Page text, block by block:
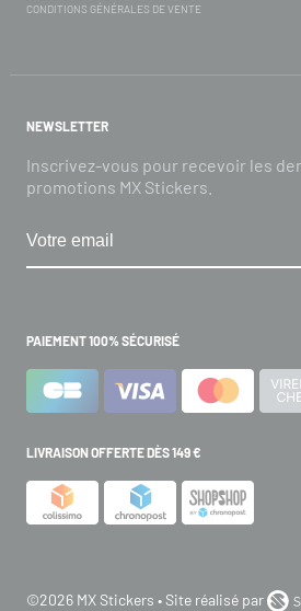
CONDITIONS GÉNÉRALES DE VENTE
NEWSLETTER
Inscrivez-vous pour recevoir les
promotions MX Stickers.
PAIEMENT 100% SÉCURISÉ
LIVRAISON OFFERTE DÈS 149 €
©2026 MX Stickers • Site réalisé par